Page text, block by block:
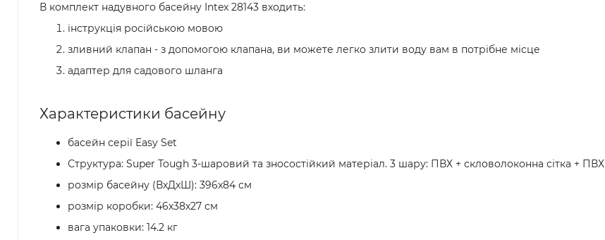
В комплект надувного басейну Intex 28143 входить:
інструкція російською мовою
зливний клапан - з допомогою клапана, ви можете легко злити воду вам в потрібне місце
адаптер для садового шланга
Характеристики басейну
басейн серії Easy Set
Структура: Super Tough 3-шаровий та зносостійкий матеріал. 3 шару: ПВХ + скловолоконна сітка + ПВХ
розмір басейну (ВхДхШ): 396x84 см
розмір коробки: 46x38x27 см
вага упаковки: 14.2 кг